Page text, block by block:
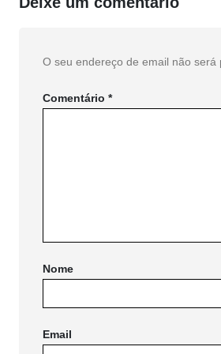
O seu endereço de email não será
Comentário *
Nome
Email